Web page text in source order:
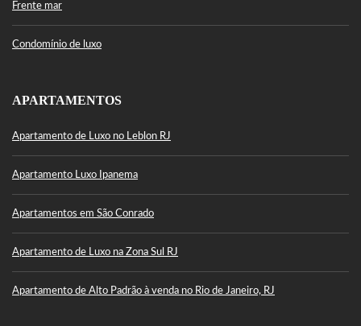
Frente mar
Condomínio de luxo
APARTAMENTOS
Apartamento de Luxo no Leblon RJ
Apartamento Luxo Ipanema
Apartamentos em São Conrado
Apartamento de Luxo na Zona Sul RJ
Apartamento de Alto Padrão à venda no Rio de Janeiro, RJ